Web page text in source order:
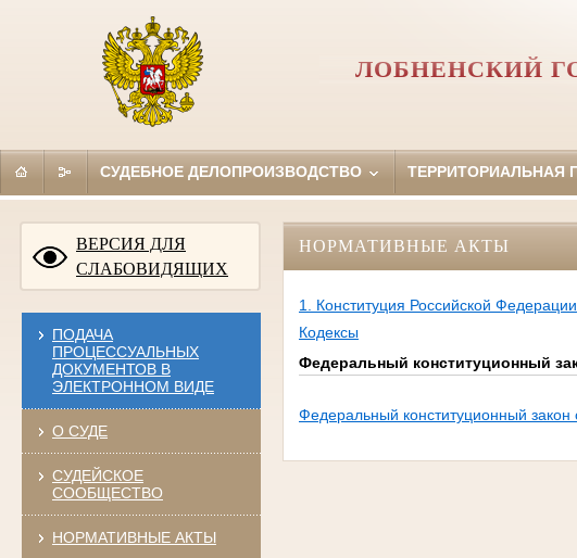
ЛОБНЕНСКИЙ
СУДЕБНОЕ ДЕЛОПРОИЗВОДСТВО ТЕРРИТОРИАЛЬНАЯ
ВЕРСИЯ ДЛЯ
СЛАБОВИДЯЩИХ
ПОДАЧА
ПРОЦЕССУАЛЬНЫХ
ДОКУМЕНТОВ В
ЭЛЕКТРОННОМ ВИДЕ
О СУДЕ
СУДЕЙСКОЕ
СООБЩЕСТВО
НОРМАТИВНЫЕ АКТЫ
НОРМАТИВНЫЕ АКТЫ
1. Конституция Российской Федерации
Кодексы
Федеральный конституционный
Федеральный конституционный